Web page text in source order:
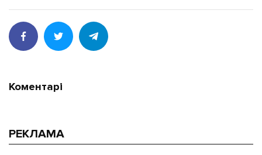
Коментарі
РЕКЛАМА